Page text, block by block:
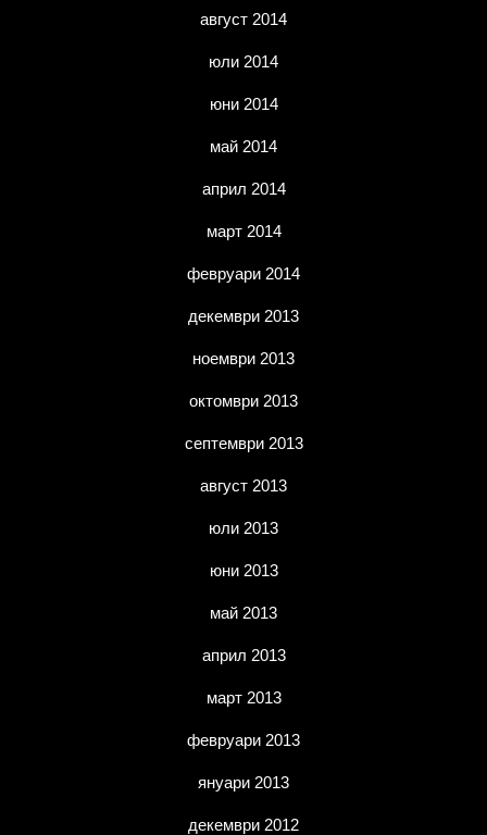
август 2014
юли 2014
юни 2014
май 2014
април 2014
март 2014
февруари 2014
декември 2013
ноември 2013
октомври 2013
септември 2013
август 2013
юли 2013
юни 2013
май 2013
април 2013
март 2013
февруари 2013
януари 2013
декември 2012